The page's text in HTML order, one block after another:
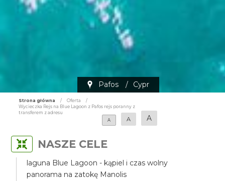
Pafos / Cypr
Strona główna / Oferta
/
Wycieczka Rejs na Blue Lagoon z Pafos rejs poranny z
transferem z adresu
A
A A
NASZE CELE
laguna Blue Lagoon - kąpiel i czas wolny
panorama na zatokę Manolis